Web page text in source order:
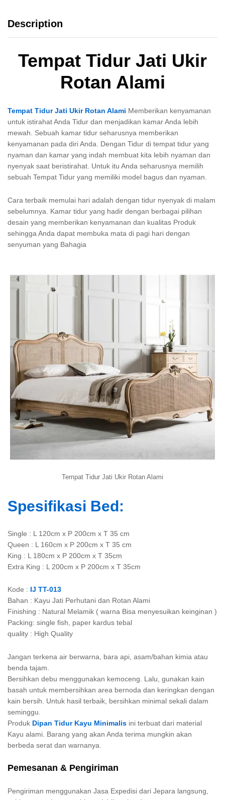
Description
Tempat Tidur Jati Ukir
Rotan Alami
Tempat Tidur Jati Ukir Rotan Alami Memberikan kenyamanan
untuk istirahat Anda Tidur dan menjadikan kamar Anda lebih
mewah. Sebuah kamar tidur seharusnya memberikan
kenyamanan pada diri Anda. Dengan Tidur di tempat tidur yang
nyaman dan kamar yang indah membuat kita lebih nyaman dan
nyenyak saat beristirahat. Untuk itu Anda seharusnya memilih
sebuah Tempat Tidur yang memiliki model bagus dan nyaman.
Cara terbaik memulai hari adalah dengan tidur nyenyak di malam
sebelumnya. Kamar tidur yang hadir dengan berbagai pilihan
desain yang memberikan kenyamanan dan kualitas Produk
sehingga Anda dapat membuka mata di pagi hari dengan
senyuman yang Bahagia
Tempat Tidur Jati Ukir Rotan Alami
Spesifikasi Bed:
Single : L 120cm x P 200cm x T 35 cm
Queen : L 160cm x P 200cm x T 35 cm
King : L 180cm x P 200cm x T 35cm
Extra King : L 200cm x P 200cm x T 35cm
Kode : IJ TT-013
Bahan : Kayu Jati Perhutani dan Rotan Alami
Finishing : Natural Melamik ( warna Bisa menyesuikan keinginan )
Packing: single fish, paper kardus tebal
quality : High Quality
Jangan terkena air berwarna, bara api, asam/bahan kimia atau
benda tajam.
Bersihkan debu menggunakan kemoceng. Lalu, gunakan kain
basah untuk membersihkan area bernoda dan keringkan dengan
kain bersih. Untuk hasil terbaik, bersihkan minimal sekali dalam
seminggu.
Produk Dipan Tidur Kayu Minimalis ini terbuat dari material
Kayu alami. Barang yang akan Anda terima mungkin akan
berbeda serat dan warnanya.
Pemesanan & Pengiriman
Pengiriman menggunakan Jasa Expedisi dari Jepara langsung,